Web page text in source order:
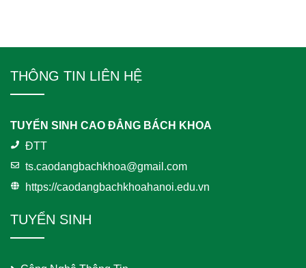
THÔNG TIN LIÊN HỆ
TUYỂN SINH CAO ĐẲNG BÁCH KHOA
ĐTT
ts.caodangbachkhoa@gmail.com
https://caodangbachkhoahanoi.edu.vn
TUYỂN SINH